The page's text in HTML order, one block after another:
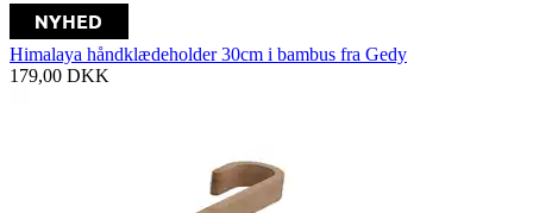
Himalaya håndklædeholder 30cm i bambus fra Gedy
179,00 DKK